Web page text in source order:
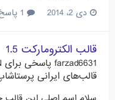
دی 2، 2014
قالب الکترومارکت 1.5
farzad6631 پاسخی برای
قالب‌های ایرانی